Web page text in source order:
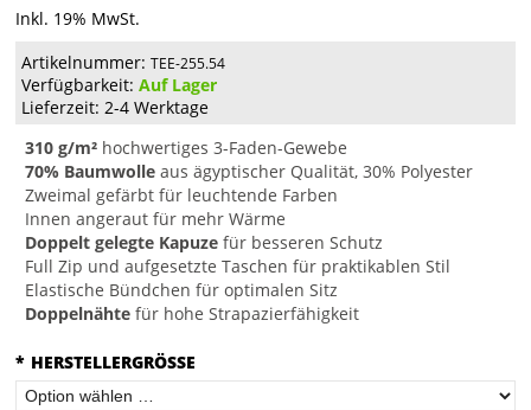
Inkl. 19% MwSt.
Artikelnummer: TEE-255.54
Verfügbarkeit:Auf Lager
Lieferzeit: 2-4 Werktage
310 g/m² hochwertiges 3-Faden-Gewebe
70% Baumwolle aus ägyptischer Qualität, 30% Polyester
Zweimal gefärbt für leuchtende Farben
Innen angeraut für mehr Wärme
Doppelt gelegte Kapuze für besseren Schutz
Full Zip und aufgesetzte Taschen für praktikablen Stil
Elastische Bündchen für optimalen Sitz
Doppelnähte für hohe Strapazierfähigkeit
* HERSTELLERGRÖSSE